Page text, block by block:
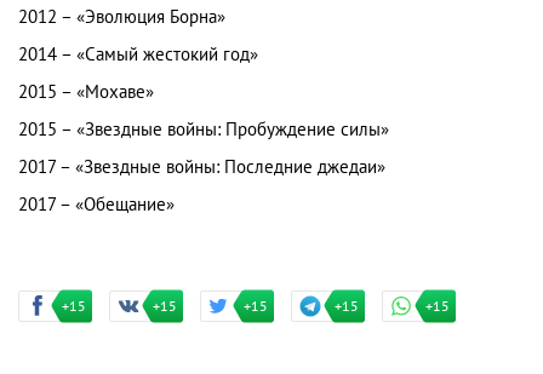
2012 – «Эволюция Борна»
2014 – «Самый жестокий год»
2015 – «Мохаве»
2015 – «Звездные войны: Пробуждение силы»
2017 – «Звездные войны: Последние джедаи»
2017 – «Обещание»​
+15 +15 +15 +15 +15